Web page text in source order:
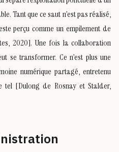
Tant que ce saut n’est pas réalisé,
perçu comme un empilement de
2020]. Une fois la collaboration
se transformer. Ce n’est plus une
numérique partagé, entretenu
tel [Dulong de Rosnay et Stalder,